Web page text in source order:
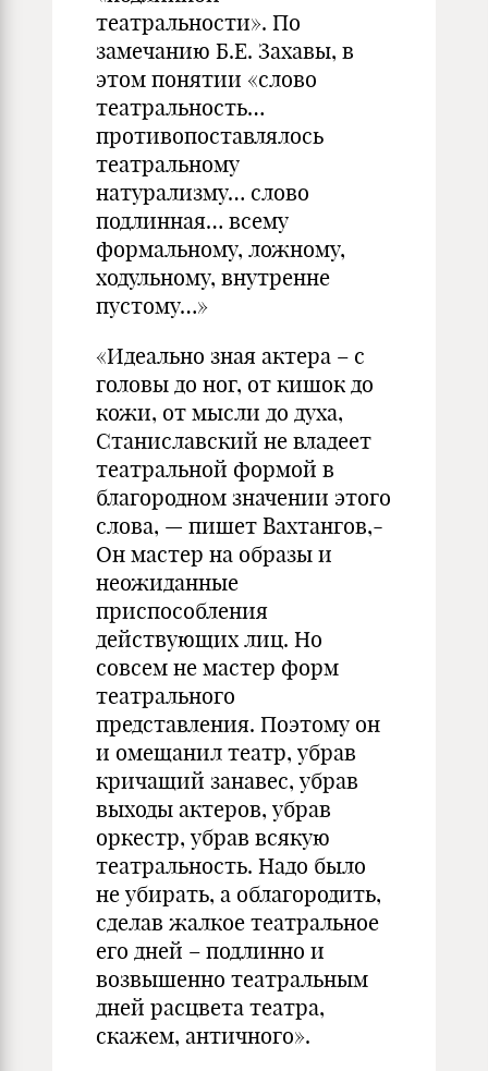
театральности». По
замечанию Б.Е. Захавы, в
этом понятии «слово
театральность…
противопоставлялось
театральному
натурализму… слово
подлинная… всему
формальному, ложному,
ходульному, внутренне
пустому…»
«Идеально зная актера – с
головы до ног, от кишок до
кожи, от мысли до духа,
Станиславский не владеет
театральной формой в
благородном значении этого
слова, — пишет Вахтангов,-
Он мастер на образы и
неожиданные
приспособления
действующих лиц. Но
совсем не мастер форм
театрального
представления. Поэтому он
и омещанил театр, убрав
кричащий занавес, убрав
выходы актеров, убрав
оркестр, убрав всякую
театральность. Надо было
не убирать, а облагородить,
сделав жалкое театральное
его дней – подлинно и
возвышенно театральным
дней расцвета театра,
скажем, античного».